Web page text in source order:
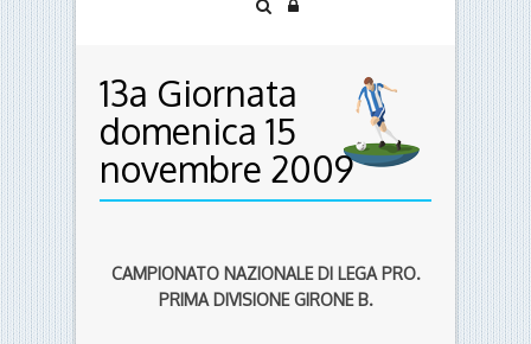
13a Giornata
domenica 15
novembre 2009
CAMPIONATO NAZIONALE DI LEGA PRO.
PRIMA DIVISIONE GIRONE B.